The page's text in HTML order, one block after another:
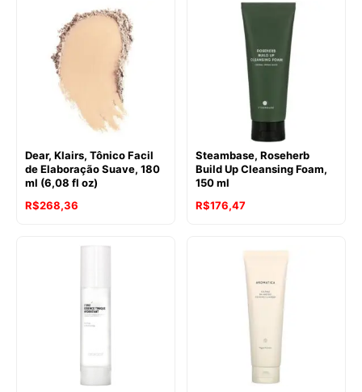
Dear, Klairs, Tônico Facil
de Elaboração Suave, 180
ml (6,08 fl oz)
R$268,36
Steambase, Roseherb
Build Up Cleansing Foam,
150 ml
R$176,47